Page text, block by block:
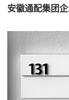
安徽通配集团